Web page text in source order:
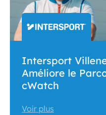
Intersport
Améliore le
cWatch
Voir plus